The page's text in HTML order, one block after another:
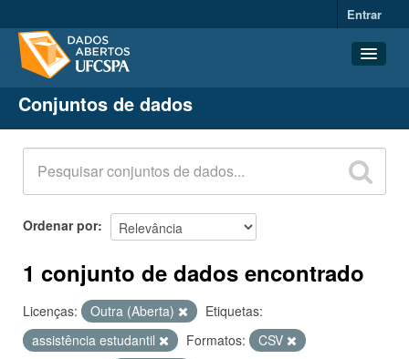
Entrar
Conjuntos de dados
Organizações
Grupos
Sobre
Conjuntos de dados
Ordenar por
1 conjunto de dados encontrado
Licenças: Outra (Aberta)
Etiquetas:
assistência estudantil
Formatos:
CSV